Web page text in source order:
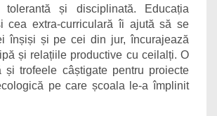
tolerantă și disciplinată. Educația
cea extra-curriculară îi ajută să se
înșiși și pe cei din jur, încurajează
și relațiile productive cu ceilalți. O
și trofeele câștigate pentru proiecte
pe care școala le-a împlinit